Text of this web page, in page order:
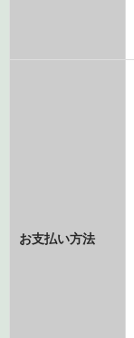
お支払い方法